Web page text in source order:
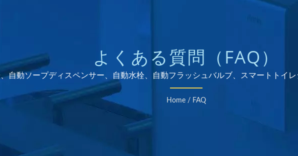
よくある質問（FAQ）
自動ソープディスペンサー、自動水栓、自動フラッシュバルブ、スマートトイ
カー
Home / FAQ